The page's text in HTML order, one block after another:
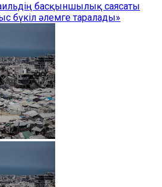
басқыншылық саясаты
бүкіл әлемге таралады»